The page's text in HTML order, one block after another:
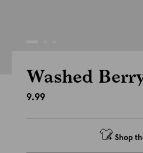
Washed
9.99
Shop